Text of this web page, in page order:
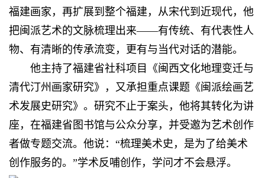
福建画家，再扩展到整个福建，从宋代到近现代，他
把闽派艺术的文脉梳理出来——有传统、有代表性人
物、有清晰的传承流变，更有与当代对话的潜能。
他主持了福建省社科项目《闽西文化地理变迁与
清代汀州画家研究》，又承担重点课题《闽派绘画艺
术发展史研究》。研究不止于案头，他将其转化为讲
座，在福建省图书馆与公众分享，并受邀为艺术创作
者做专题交流。他说：“梳理美术史，是为了给美术
创作服务的。”学术反哺创作，学问才不会悬浮。